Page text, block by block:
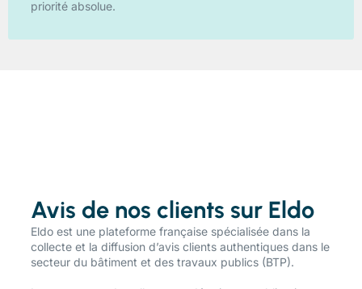
priorité absolue.
Avis de nos clients sur Eldo
​Eldo est une plateforme française spécialisée dans la
collecte et la diffusion d’avis clients authentiques dans le
secteur du bâtiment et des travaux publics (BTP).